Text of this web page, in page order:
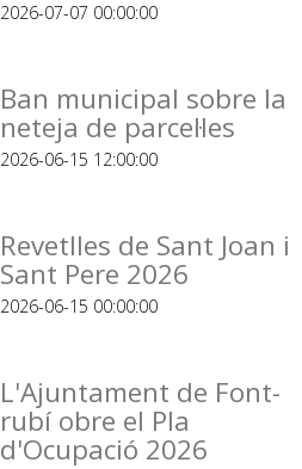
2026-07-07 00:00:00
Ban municipal sobre la
neteja de parcel·les
2026-06-15 12:00:00
Revetlles de Sant Joan i
Sant Pere 2026
2026-06-15 00:00:00
L'Ajuntament de Font-
rubí obre el Pla
d'Ocupació 2026